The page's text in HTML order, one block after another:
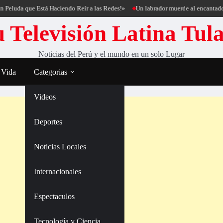
Está Haciendo Reír a las Redes!» Un labrador muerde al encantador de
Televisión Latina
Noticias del Perú y el mundo en un solo Lugar
Categorias
Videos
Deportes
Noticias Locales
Internacionales
Espectaculos
Tecnología y Ciencia